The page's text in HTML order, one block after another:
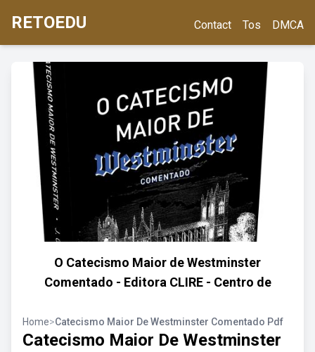
RETOEDU Contact Tos DMCA
O Catecismo Maior de Westminster
Comentado - Editora CLIRE - Centro de
Home>Catecismo Maior De Westminster Comentado Pdf
Catecismo Maior De Westminster